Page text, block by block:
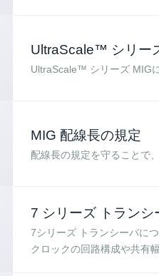
UltraScale™ シリー
UltraScale™ シリーズ MIG
MIG 配線長の規定
配線長の規定を守ることで
7 シリーズ トランシ
7シリーズ トランシーバに
クロックの回路構成や共有